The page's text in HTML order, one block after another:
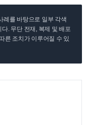
례를 바탕으로 일부 각색
. 무단 전재, 복제 및 배포
른 조치가 이루어질 수 있